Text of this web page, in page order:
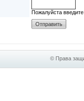
Пожалуйста
© Права